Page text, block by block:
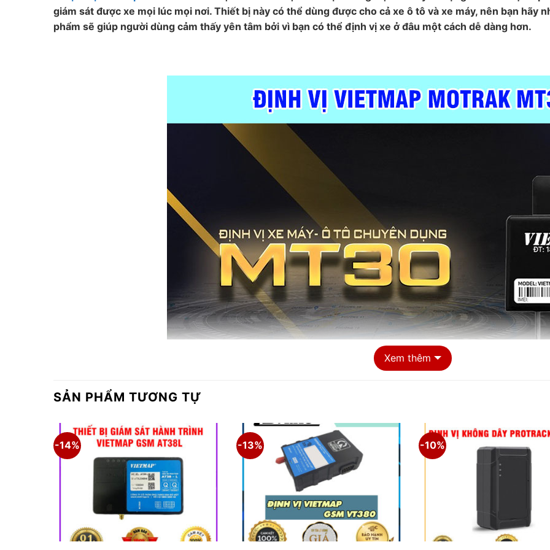
giám sát được xe mọi lúc mọi nơi. Thiết bị này có thể dùng được cho cả xe ô tô và xe máy, nên bạn hãy
phẩm sẽ giúp người dùng cảm thấy yên tâm bởi vì bạn có thể định vị xe ở đâu một cách dễ dàng hơn.
Định vị Vietmap Motrak MT30 tại TB Auto
Thông số kỹ thuật
✦ Trọng lượng: 29.3g
Xem thêm
SẢN PHẨM TƯƠNG TỰ
-14% -13% -10%